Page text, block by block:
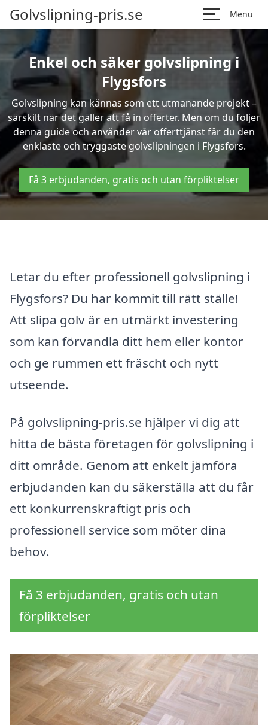
Golvslipning-pris.se Menu
Enkel och säker golvslipning i
Flygsfors
Golvslipning kan kännas som ett utmanande projekt –
särskilt när det gäller att få in offerter. Men om du följer
denna guide och använder vår offerttjänst får du den
enklaste och tryggaste golvslipningen i Flygsfors.
Få 3 erbjudanden, gratis och utan förpliktelser
Letar du efter professionell golvslipning i
Flygsfors? Du har kommit till rätt ställe!
Att slipa golv är en utmärkt investering
som kan förvandla ditt hem eller kontor
och ge rummen ett fräscht och nytt
utseende.
På golvslipning-pris.se hjälper vi dig att
hitta de bästa företagen för golvslipning i
ditt område. Genom att enkelt jämföra
erbjudanden kan du säkerställa att du får
ett konkurrenskraftigt pris och
professionell service som möter dina
behov.
Få 3 erbjudanden, gratis och utan
förpliktelser